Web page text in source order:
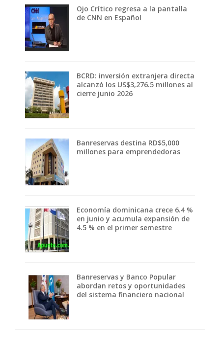
Ojo Crítico regresa a la pantalla
de CNN en Español
BCRD: inversión extranjera directa
alcanzó los US$3,276.5 millones al
cierre junio 2026
Banreservas destina RD$5,000
millones para emprendedoras
Economía dominicana crece 6.4 %
en junio y acumula expansión de
4.5 % en el primer semestre
Banreservas y Banco Popular
abordan retos y oportunidades
del sistema financiero nacional